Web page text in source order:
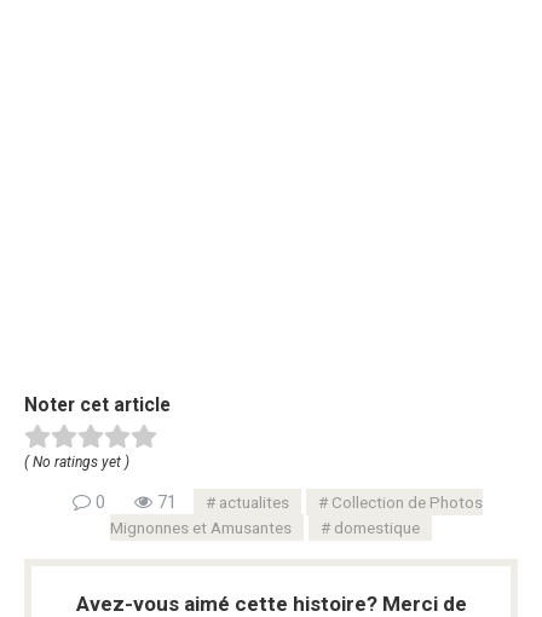
Noter cet article
( No ratings yet )
0 71 actualites
Collection de Photos
Mignonnes et Amusantes
domestique
Avez-vous aimé cette histoire? Merci de